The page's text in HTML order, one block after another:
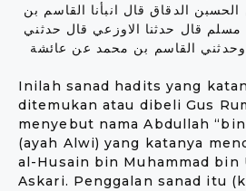
الحسبن الدقاق قال انبأنا القاسم بن
مسلم قال حدثنا الاوزعي قال حدثني
القاسم بن محمد عن عائشة
Inilah sanad hadits yang
ditemukan atau dibeli Gus
menyebut nama Abdullah
(ayah Alwi) yang katanya
al-Husain bin Muhammad bin
Askari. Penggalan sanad itu